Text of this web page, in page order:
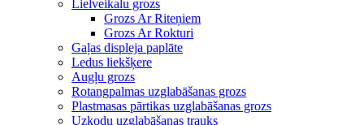
Lielveikalu grozs
Grozs Ar Riteņiem
Grozs Ar Rokturi
Gaļas displeja paplāte
Ledus liekšķere
Augļu grozs
Rotangpalmas uzglabāšanas grozs
Plastmasas pārtikas uzglabāšanas grozs
Uzkodu uzglabāšanas trauks